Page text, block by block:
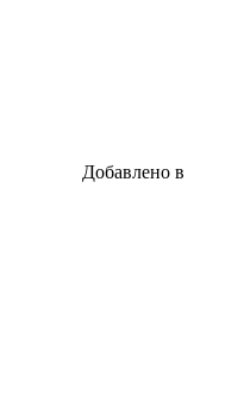
Добавлено в